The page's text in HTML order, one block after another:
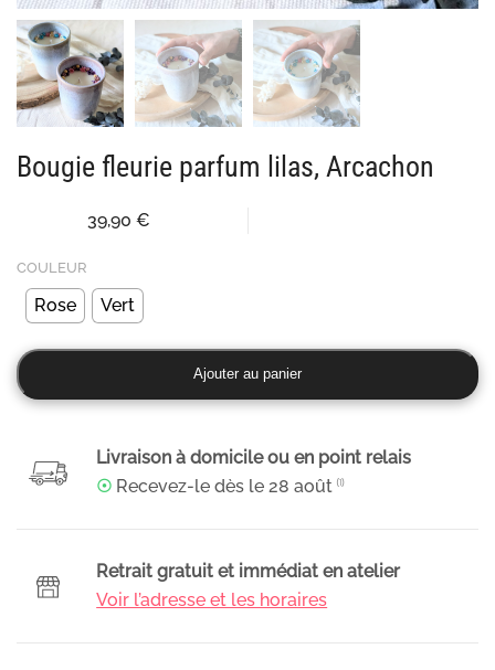
Bougie fleurie parfum lilas, Arcachon
39,90 €
COULEUR
Rose Vert
quantité
de
parfum
Ajouter au panier
Livraison à domicile ou en point relais
☉ Recevez-le dès le28 août ⁽¹⁾
Retrait gratuit et immédiat en atelier
Voir l’adresse et les horaires